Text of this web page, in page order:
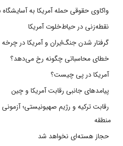
واکاوی حقوقی حمله آمریکا به آسایشگاه
نقطه‌زنی در حیاط‌خلوت آمریکا
گرفتار شدن جنگ‌ایران و آمریکا در
خطای محاسباتی چگونه رخ می‌دهد؟
آمریکا در پی چیست؟
پیامدهای جانبی رقابت آمریکا و چین
رقابت ترکیه و رژیم صهیونیستی؛
منطقه
حجاز هسته‌ای نخواهد شد